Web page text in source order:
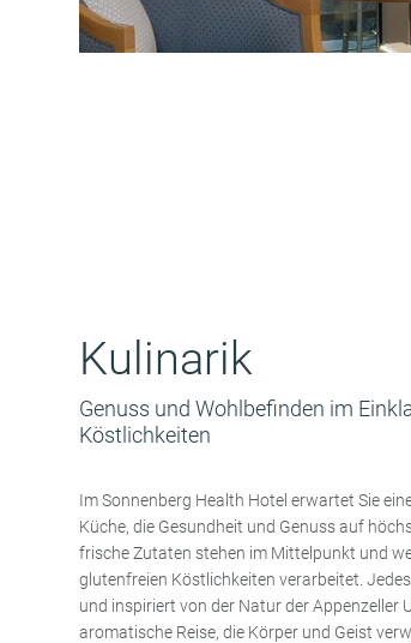
Kulinarik
Genuss und Wohlbefinden im
Köstlichkeiten
Im Sonnenberg Health Hotel erwartet Sie
Küche, die Gesundheit und Genuss auf
frische Zutaten stehen im Mittelpunkt und
glutenfreien Köstlichkeiten verarbeitet.
und inspiriert von der Natur der Appenzeller
aromatische Reise, die Körper und Geist